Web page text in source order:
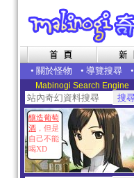
• 關於怪物 • 導覽搜尋 •
Mabinogi Search Engine
釀造葡萄
酒 ，但是
自己不能
喝XD